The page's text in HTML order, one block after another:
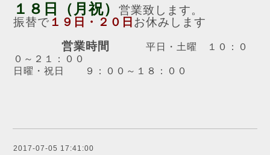
１８日（月祝）
営業致します。
振替で １９日・２０日 お休みします
営業時間
平日・土曜 １０：０
０～２１：００
日曜・祝日 ９：００～１８：００
2017-07-05 17:41:00